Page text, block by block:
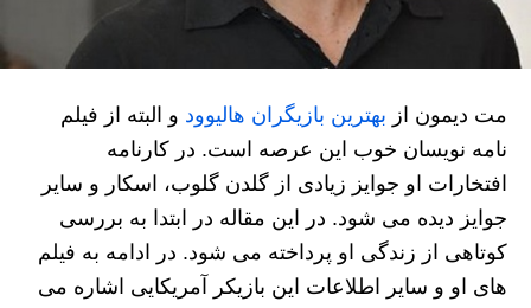
مت دیمون از بهترین بازیگران هالیوود و البته از فیلم
نامه نویسان خوب این عرصه است. در کارنامه
افتخارات او جوایز زیادی از گلدن گلوب، اسکار و سایر
جوایز دیده می شود. در این مقاله در ابتدا به بررسی
کوتاهی از زندگی او پرداخته می شود. در ادامه به فیلم
های او و سایر اطلاعات این بازیکر آمریکایی اشاره می